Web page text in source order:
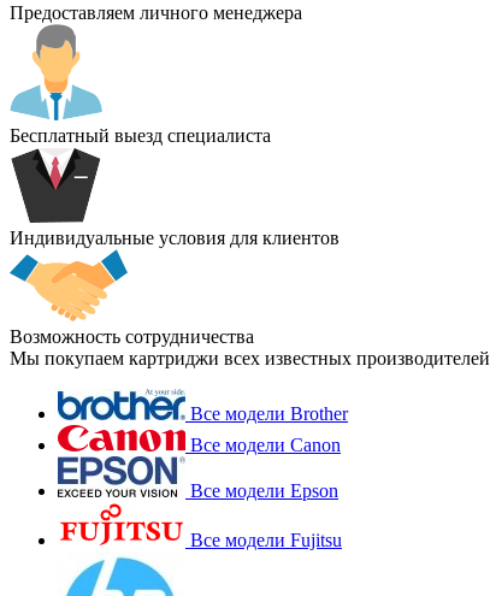
Предоставляем личного менеджера
Бесплатный выезд специалиста
Индивидуальные условия для клиентов
Возможность сотрудничества
Мы покупаем картриджи всех известных производителей
Все модели Brother
Все модели Canon
Все модели Epson
Все модели Fujitsu